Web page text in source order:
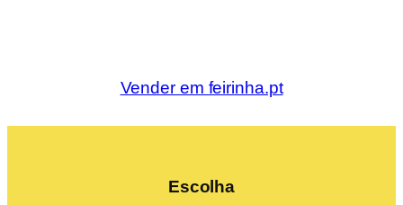
Vender em feirinha.pt
Escolha